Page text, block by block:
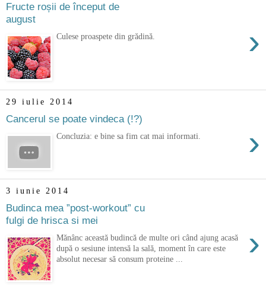
Fructe roșii de început de
august
›
Culese proaspete din grădină.
29 iulie 2014
Cancerul se poate vindeca (!?)
›
Concluzia: e bine sa fim cat mai informati.
3 iunie 2014
Budinca mea ”post-workout” cu
fulgi de hrisca si mei
›
Mănânc această budincă de multe ori când ajung acasă
după o sesiune intensă la sală, moment în care este
absolut necesar să consum proteine ...